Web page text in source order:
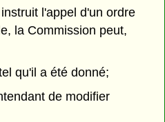
l'appel d'un ordre
la Commission peut,
qu'il a été donné;
de modifier